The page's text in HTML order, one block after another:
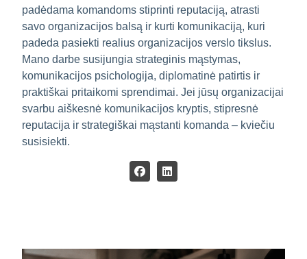
padėdama komandoms stiprinti reputaciją, atrasti
savo organizacijos balsą ir kurti komunikaciją, kuri
padeda pasiekti realius organizacijos verslo tikslus.
Mano darbe susijungia strateginis mąstymas,
komunikacijos psichologija, diplomatinė patirtis ir
praktiškai pritaikomi sprendimai. Jei jūsų organizacijai
svarbu aiškesnė komunikacijos kryptis, stipresnė
reputacija ir strategiškai mąstanti komanda – kviečiu
susisiekti.